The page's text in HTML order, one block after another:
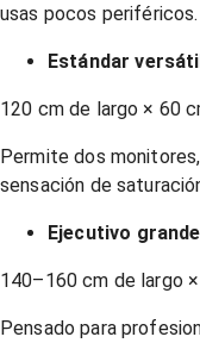
usas pocos periféricos.
Estándar
120 cm de largo × 60
Permite dos
sensación de
Ejecutivo
140–160 cm de largo
Pensado para